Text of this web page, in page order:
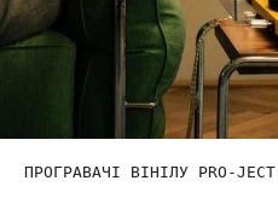
ПРОГРАВАЧІ ВІНІЛУ PRO-JECT